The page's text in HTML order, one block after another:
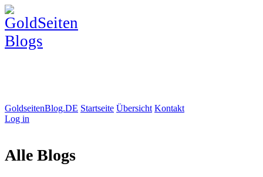
GoldseitenBlog.DE Startseite Übersicht Kontakt
Log in
Alle Blogs